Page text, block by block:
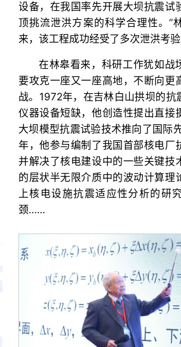
设备，在我国率先开展大坝抗震试
顶挑流泄洪方案的科学合理性。”
来，该工程成功经受了多次泄洪考验
在林皋看来，科研工作犹如战
要攻克一座又一座高地，不断向更
战。1972年，在吉林白山拱坝的抗
仪器设备短缺，他创造性提出直接
大坝模型抗震试验技术推向了国际
年，他参与编制了我国首部核电厂
并解决了核电建设中的一些关键技
的层状半无限介质中的波动计算理
上核电设施抗震适应性分析的研
颈……